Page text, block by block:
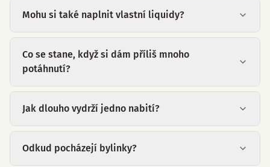
Mohu si také naplnit vlastní liquidy?
Co se stane, když si dám příliš mnoho
potáhnutí?
Jak dlouho vydrží jedno nabití?
Odkud pocházejí bylinky?